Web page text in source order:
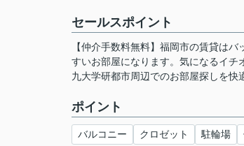
セールスポイント
【仲介手数料無料】福岡市の賃貸は
すいお部屋になります。気になるイチ
九大学研都市周辺でのお部屋探しを快
ポイント
バルコニー クロゼット 駐輪場